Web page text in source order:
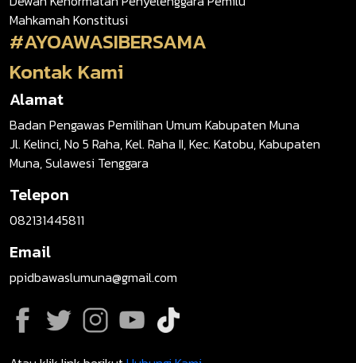
Mahkamah Konstitusi
#AYOAWASIBERSAMA
Kontak Kami
Alamat
Badan Pengawas Pemilihan Umum Kabupaten Muna
Jl. Kelinci, No 5 Raha, Kel. Raha II, Kec. Katobu, Kabupaten
Muna, Sulawesi Tenggara
Telepon
082131445811
Email
ppidbawaslumuna@gmail.com